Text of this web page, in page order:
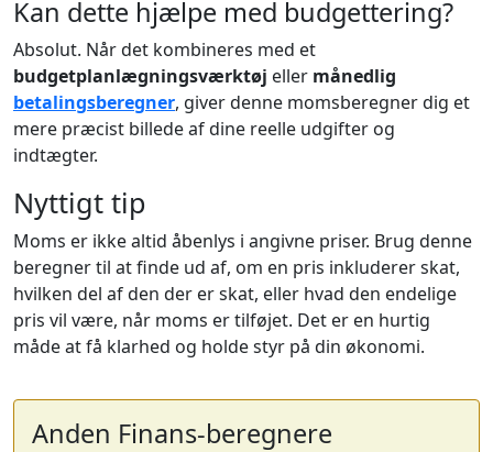
Kan dette hjælpe med budgettering?
Absolut. Når det kombineres med et
budgetplanlægningsværktøj eller månedlig
betalingsberegner, giver denne momsberegner dig et
mere præcist billede af dine reelle udgifter og
indtægter.
Nyttigt tip
Moms er ikke altid åbenlys i angivne priser. Brug denne
beregner til at finde ud af, om en pris inkluderer skat,
hvilken del af den der er skat, eller hvad den endelige
pris vil være, når moms er tilføjet. Det er en hurtig
måde at få klarhed og holde styr på din økonomi.
Anden Finans-beregnere